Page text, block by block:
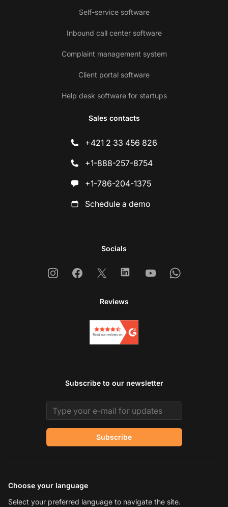
Self-service software
Inbound call center software
Complaint management system
Client portal software
Help desk software for startups
Sales contacts
+421 2 33 456 826
+1-888-257-8754
+1-786-204-1375
Schedule a demo
Socials
InstagramFacebook
X LinkedinYoutubeWhatsapp
Reviews
Subscribe to our newsletter
Email address
Subscribe
Choose your language
Select your preferred language to navigate the site.